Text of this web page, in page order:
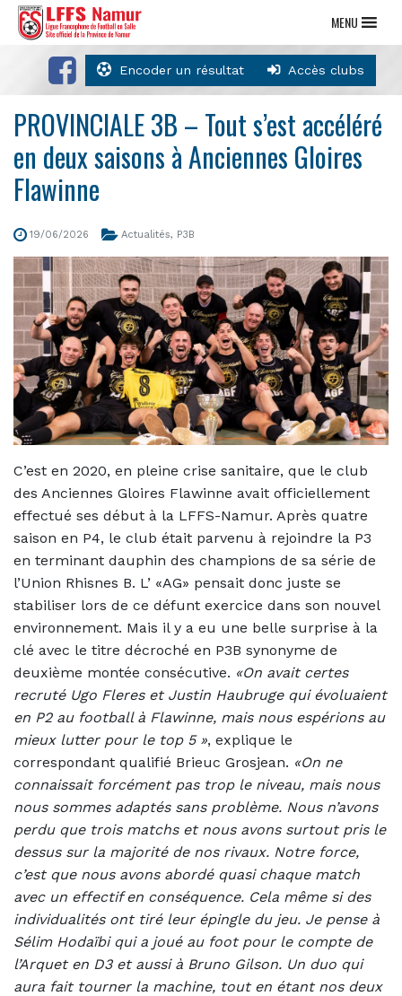
Encoder un résultat Accès clubs
MENU
PROVINCIALE 3B – Tout s’est accéléré
en deux saisons à Anciennes Gloires
Flawinne
19/06/2026 Actualités, P3B
C’est en 2020, en pleine crise sanitaire, que le club
des Anciennes Gloires Flawinne avait officiellement
effectué ses début à la LFFS-Namur. Après quatre
saison en P4, le club était parvenu à rejoindre la P3
en terminant dauphin des champions de sa série de
l’Union Rhisnes B. L’ «AG» pensait donc juste se
stabiliser lors de ce défunt exercice dans son nouvel
environnement. Mais il y a eu une belle surprise à la
clé avec le titre décroché en P3B synonyme de
deuxième montée consécutive. «On avait certes
recruté Ugo Fleres et Justin Haubruge qui évoluaient
en P2 au football à Flawinne, mais nous espérions au
mieux lutter pour le top 5 », explique le
correspondant qualifié Brieuc Grosjean. «On ne
connaissait forcément pas trop le niveau, mais nous
nous sommes adaptés sans problème. Nous n’avons
perdu que trois matchs et nous avons surtout pris le
dessus sur la majorité de nos rivaux. Notre force,
c’est que nous avons abordé quasi chaque match
avec un effectif en conséquence. Cela même si des
individualités ont tiré leur épingle du jeu. Je pense à
Sélim Hodaïbi qui a joué au foot pour le compte de
l’Arquet en D3 et aussi à Bruno Gilson. Un duo qui
aura fait tourner la machine, tout en étant nos deux